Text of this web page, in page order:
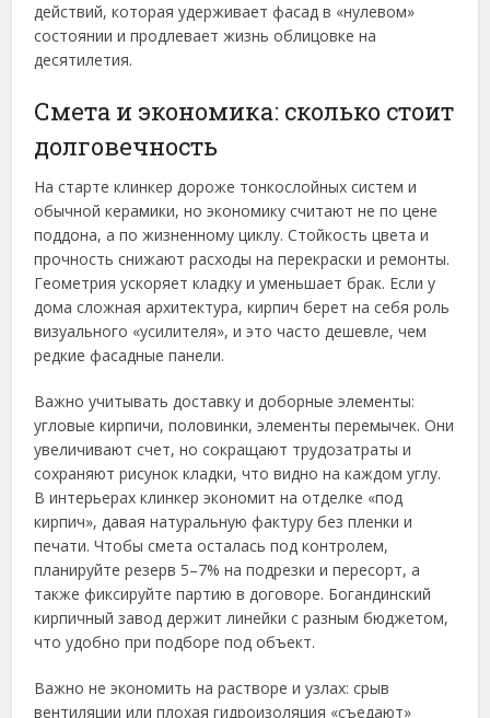
действий, которая удерживает фасад в «нулевом»
состоянии и продлевает жизнь облицовке на
десятилетия.
Смета и экономика: сколько стоит
долговечность
На старте клинкер дороже тонкослойных систем и
обычной керамики, но экономику считают не по цене
поддона, а по жизненному циклу. Стойкость цвета и
прочность снижают расходы на перекраски и ремонты.
Геометрия ускоряет кладку и уменьшает брак. Если у
дома сложная архитектура, кирпич берет на себя роль
визуального «усилителя», и это часто дешевле, чем
редкие фасадные панели.
Важно учитывать доставку и доборные элементы:
угловые кирпичи, половинки, элементы перемычек. Они
увеличивают счет, но сокращают трудозатраты и
сохраняют рисунок кладки, что видно на каждом углу.
В интерьерах клинкер экономит на отделке «под
кирпич», давая натуральную фактуру без пленки и
печати. Чтобы смета осталась под контролем,
планируйте резерв 5–7% на подрезки и пересорт, а
также фиксируйте партию в договоре. Богандинский
кирпичный завод держит линейки с разным бюджетом,
что удобно при подборе под объект.
Важно не экономить на растворе и узлах: срыв
вентиляции или плохая гидроизоляция «съедают»